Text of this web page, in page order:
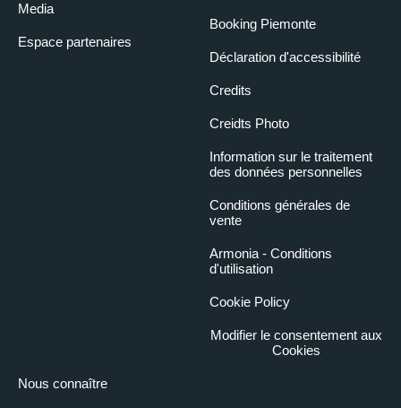
Media
Espace partenaires
Nous connaître
Booking Piemonte
Déclaration d'accessibilité
Credits
Creidts Photo
Information sur le traitement
des données personnelles
Conditions générales de
vente
Armonia - Conditions
d'utilisation
Cookie Policy
Modifier le consentement aux
Cookies